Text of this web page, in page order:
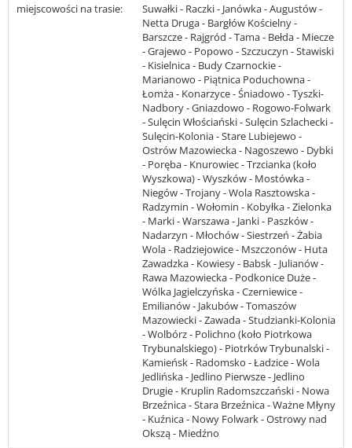
miejscowości na trasie:
Suwałki - Raczki - Janówka - Augustów -
Netta Druga - Bargłów Kościelny -
Barszcze - Rajgród - Tama - Bełda - Miecze
- Grajewo - Popowo - Szczuczyn - Stawiski
- Kisielnica - Budy Czarnockie -
Marianowo - Piątnica Poduchowna -
Łomża - Konarzyce - Śniadowo - Tyszki-
Nadbory - Gniazdowo - Rogowo-Folwark
- Sulęcin Włościański - Sulęcin Szlachecki -
Sulęcin-Kolonia - Stare Lubiejewo -
Ostrów Mazowiecka - Nagoszewo - Dybki
- Poręba - Knurowiec - Trzcianka (koło
Wyszkowa) - Wyszków - Mostówka -
Niegów - Trojany - Wola Rasztowska -
Radzymin - Wołomin - Kobyłka - Zielonka
- Marki - Warszawa - Janki - Paszków -
Nadarzyn - Młochów - Siestrzeń - Żabia
Wola - Radziejowice - Mszczonów - Huta
Zawadzka - Kowiesy - Babsk - Julianów -
Rawa Mazowiecka - Podkonice Duże -
Wólka Jagielczyńska - Czerniewice -
Emilianów - Jakubów - Tomaszów
Mazowiecki - Zawada - Studzianki-Kolonia
- Wolbórz - Polichno (koło Piotrkowa
Trybunalskiego) - Piotrków Trybunalski -
Kamieńsk - Radomsko - Ładzice - Wola
Jedlińska - Jedlino Pierwsze - Jedlino
Drugie - Kruplin Radomszczański - Nowa
Brzeźnica - Stara Brzeźnica - Ważne Młyny
- Kuźnica - Nowy Folwark - Ostrowy nad
Okszą - Miedźno